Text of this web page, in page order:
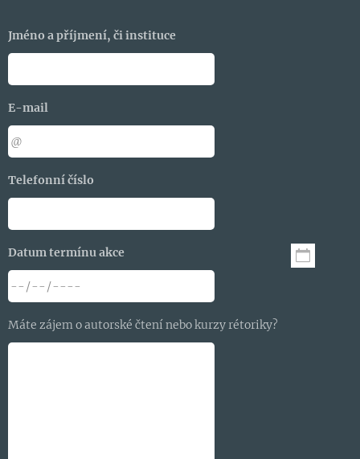
Jméno a příjmení, či instituce
E-mail
Telefonní číslo
Datum termínu akce
Máte zájem o autorské čtení nebo kurzy rétoriky?